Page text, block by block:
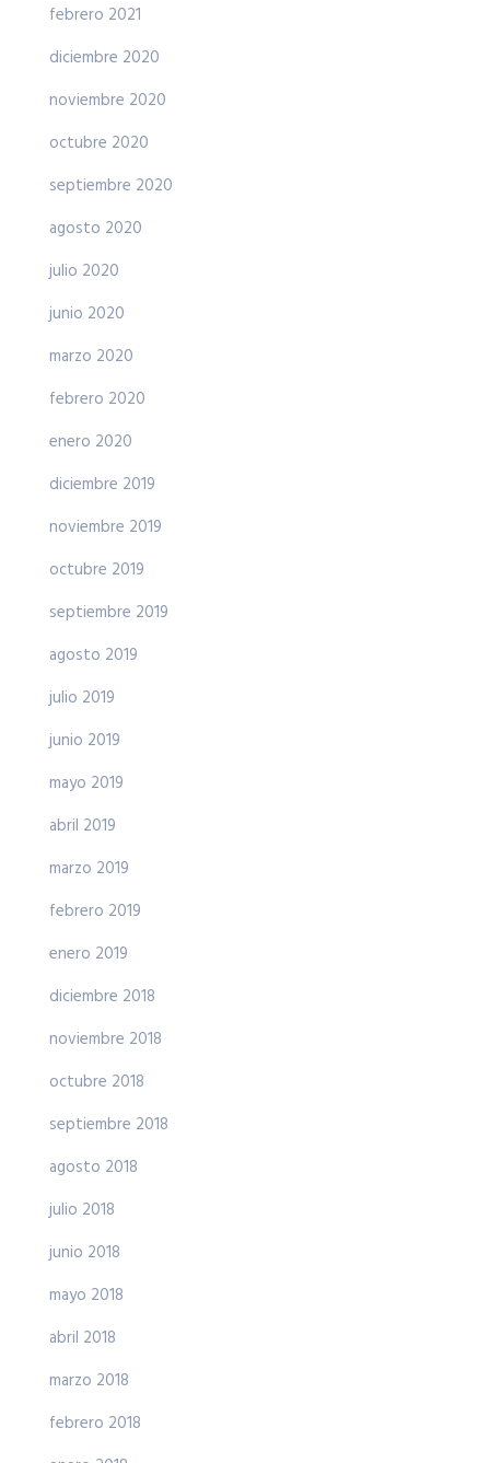
febrero 2021
diciembre 2020
noviembre 2020
octubre 2020
septiembre 2020
agosto 2020
julio 2020
junio 2020
marzo 2020
febrero 2020
enero 2020
diciembre 2019
noviembre 2019
octubre 2019
septiembre 2019
agosto 2019
julio 2019
junio 2019
mayo 2019
abril 2019
marzo 2019
febrero 2019
enero 2019
diciembre 2018
noviembre 2018
octubre 2018
septiembre 2018
agosto 2018
julio 2018
junio 2018
mayo 2018
abril 2018
marzo 2018
febrero 2018